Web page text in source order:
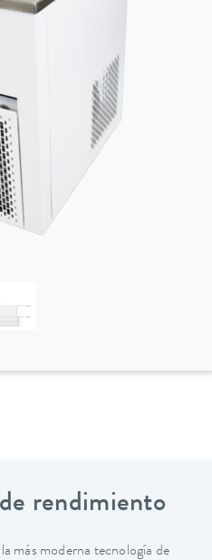
rendimiento
más moderna tecnología de